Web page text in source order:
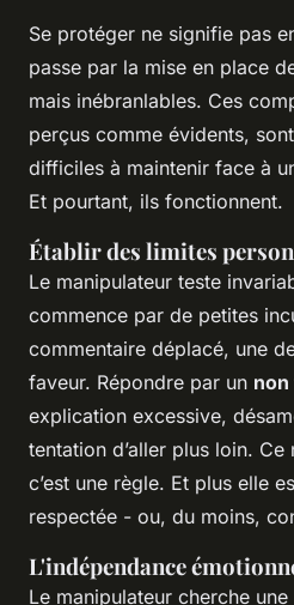
Se protéger ne signifie pas
passe par la mise en place
mais inébranlables. Ces
perçus comme évidents,
difficiles à maintenir face à
Et pourtant, ils fonctionnent.
Établir des limites
Le manipulateur teste
commence par de petites
commentaire déplacé, une
faveur. Répondre par un
explication excessive,
tentation d’aller plus loin. Ce
c’est une règle. Et plus elle
respectée - ou, du moins,
L'indépendance
Le manipulateur cherche